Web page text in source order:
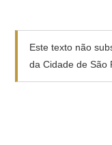
Este texto não
da Cidade de São